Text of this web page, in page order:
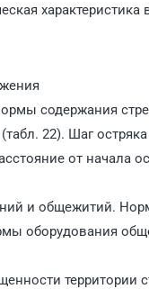
содержания
22). Шаг
от начала
и общежитий.
оборудования
территории